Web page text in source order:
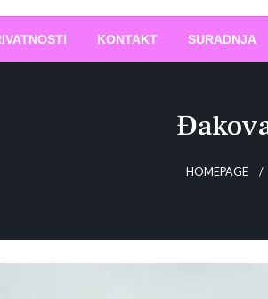
KONTAKT SURADNJA
HOMEPAGE